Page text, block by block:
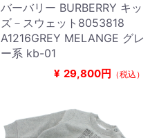
バーバリー BURBERRY キッ
ズ－スウェット8053818
A1216GREY MELANGE グレ
ー系 kb-01
¥ 29,800円 （税込）